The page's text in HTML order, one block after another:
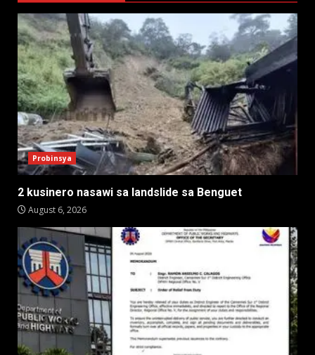
Probinsya
2 kusinero nasawi sa landslide sa Benguet
August 6, 2026